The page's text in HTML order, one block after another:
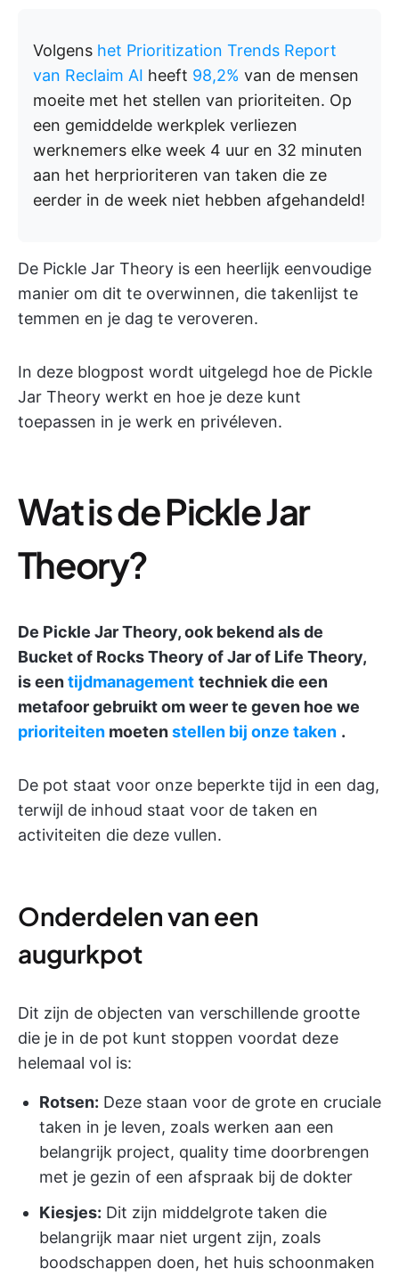
Volgens het Prioritization Trends Report
van Reclaim AI heeft 98,2% van de mensen
moeite met het stellen van prioriteiten. Op
een gemiddelde werkplek verliezen
werknemers elke week 4 uur en 32 minuten
aan het herprioriteren van taken die ze
eerder in de week niet hebben afgehandeld!
De Pickle Jar Theory is een heerlijk eenvoudige
manier om dit te overwinnen, die takenlijst te
temmen en je dag te veroveren.
In deze blogpost wordt uitgelegd hoe de Pickle
Jar Theory werkt en hoe je deze kunt
toepassen in je werk en privéleven.
Wat is de Pickle Jar
Theory?
De Pickle Jar Theory, ook bekend als de
Bucket of Rocks Theory of Jar of Life Theory,
is eentijdmanagement techniek die een
metafoor gebruikt om weer te geven hoe we
prioriteiten moetenstellen bij onze taken .
De pot staat voor onze beperkte tijd in een dag,
terwijl de inhoud staat voor de taken en
activiteiten die deze vullen.
Onderdelen van een
augurkpot
Dit zijn de objecten van verschillende grootte
die je in de pot kunt stoppen voordat deze
helemaal vol is:
Rotsen: Deze staan voor de grote en cruciale
taken in je leven, zoals werken aan een
belangrijk project, quality time doorbrengen
met je gezin of een afspraak bij de dokter
Kiesjes: Dit zijn middelgrote taken die
belangrijk maar niet urgent zijn, zoals
boodschappen doen, het huis schoonmaken